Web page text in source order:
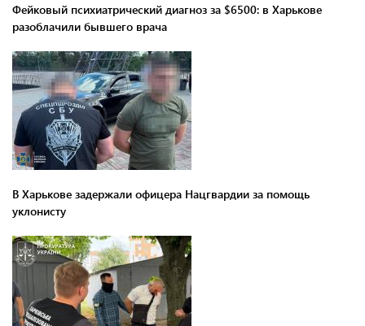
Фейковый психиатрический диагноз за $6500: в Харькове
разоблачили бывшего врача
В Харькове задержали офицера Нацгвардии за помощь
уклонисту